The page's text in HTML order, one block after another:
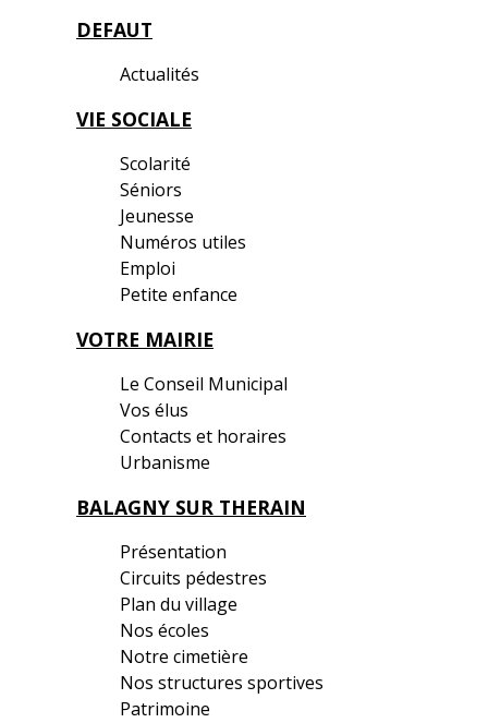
DEFAUT
Actualités
VIE SOCIALE
Scolarité
Séniors
Jeunesse
Numéros utiles
Emploi
Petite enfance
VOTRE MAIRIE
Le Conseil Municipal
Vos élus
Contacts et horaires
Urbanisme
BALAGNY SUR THERAIN
Présentation
Circuits pédestres
Plan du village
Nos écoles
Notre cimetière
Nos structures sportives
Patrimoine